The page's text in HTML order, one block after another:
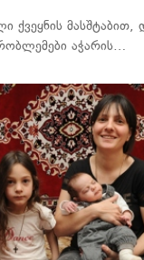
ქვეყნის
აჭარის…